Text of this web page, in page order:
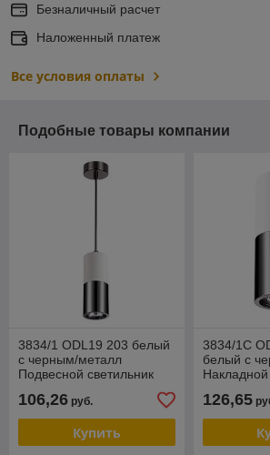
Безналичный расчет
Наложенный платеж
Все условия оплаты
Подобные товары компании
3834/1 ODL19 203 белый
с черным/металл
Подвесной светильник
GU10 1*50W D91хH1200
DUETTA
106,26 руб.
Купить
3834/1C
белый с
Накладной
DUETTA
126,65